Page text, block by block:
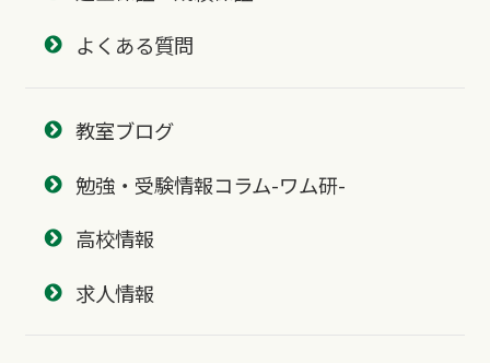
よくある質問
教室ブログ
勉強・受験情報コラム-ワム研-
高校情報
求人情報